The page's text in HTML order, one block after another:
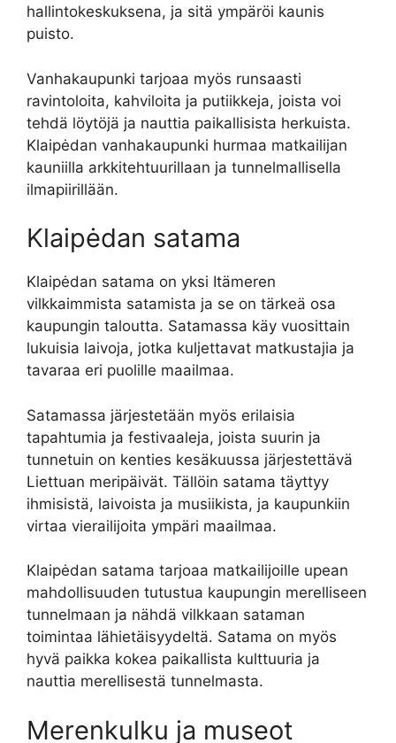
hallintokeskuksena, ja sitä ympäröi kaunis
puisto.
Vanhakaupunki tarjoaa myös runsaasti
ravintoloita, kahviloita ja putiikkeja, joista voi
tehdä löytöjä ja nauttia paikallisista herkuista.
Klaipėdan vanhakaupunki hurmaa matkailijan
kauniilla arkkitehtuurillaan ja tunnelmallisella
ilmapiirillään.
Klaipėdan satama
Klaipėdan satama on yksi Itämeren
vilkkaimmista satamista ja se on tärkeä osa
kaupungin taloutta. Satamassa käy vuosittain
lukuisia laivoja, jotka kuljettavat matkustajia ja
tavaraa eri puolille maailmaa.
Satamassa järjestetään myös erilaisia
tapahtumia ja festivaaleja, joista suurin ja
tunnetuin on kenties kesäkuussa järjestettävä
Liettuan meripäivät. Tällöin satama täyttyy
ihmisistä, laivoista ja musiikista, ja kaupunkiin
virtaa vierailijoita ympäri maailmaa.
Klaipėdan satama tarjoaa matkailijoille upean
mahdollisuuden tutustua kaupungin merelliseen
tunnelmaan ja nähdä vilkkaan sataman
toimintaa lähietäisyydeltä. Satama on myös
hyvä paikka kokea paikallista kulttuuria ja
nauttia merellisestä tunnelmasta.
Merenkulku ja museot